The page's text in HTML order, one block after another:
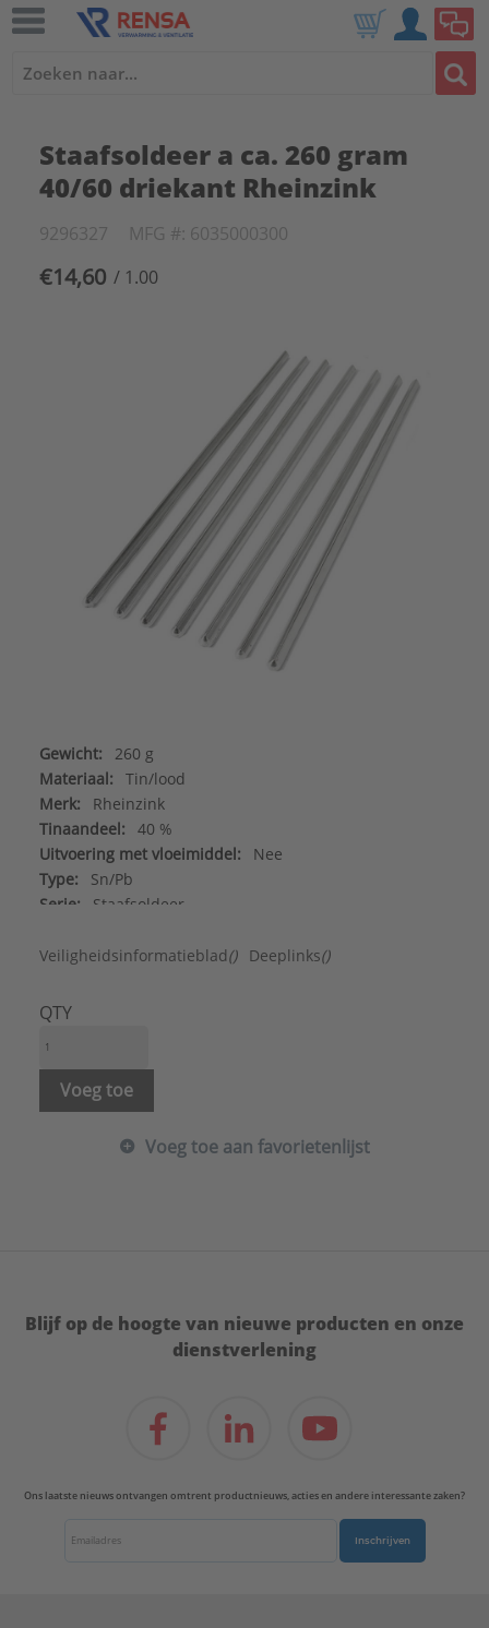
Staafsoldeer a ca. 260 gram
40/60 driekant Rheinzink
9296327 MFG #: 6035000300
€14,60 / 1.00
Gewicht:
260 g
Materiaal:
Tin/lood
Merk:
Rheinzink
Tinaandeel:
40 %
Uitvoering met vloeimiddel:
Nee
Type:
Sn/Pb
Serie:
Staafsoldeer
Veiligheidsinformatieblad() Deeplinks()
QTY
Voeg toe
Voeg toe aan favorietenlijst
Blijf op de hoogte van nieuwe producten en onze
dienstverlening
Ons laatste nieuws ontvangen omtrent productnieuws, acties en andere interessante zaken?
Inschrijven